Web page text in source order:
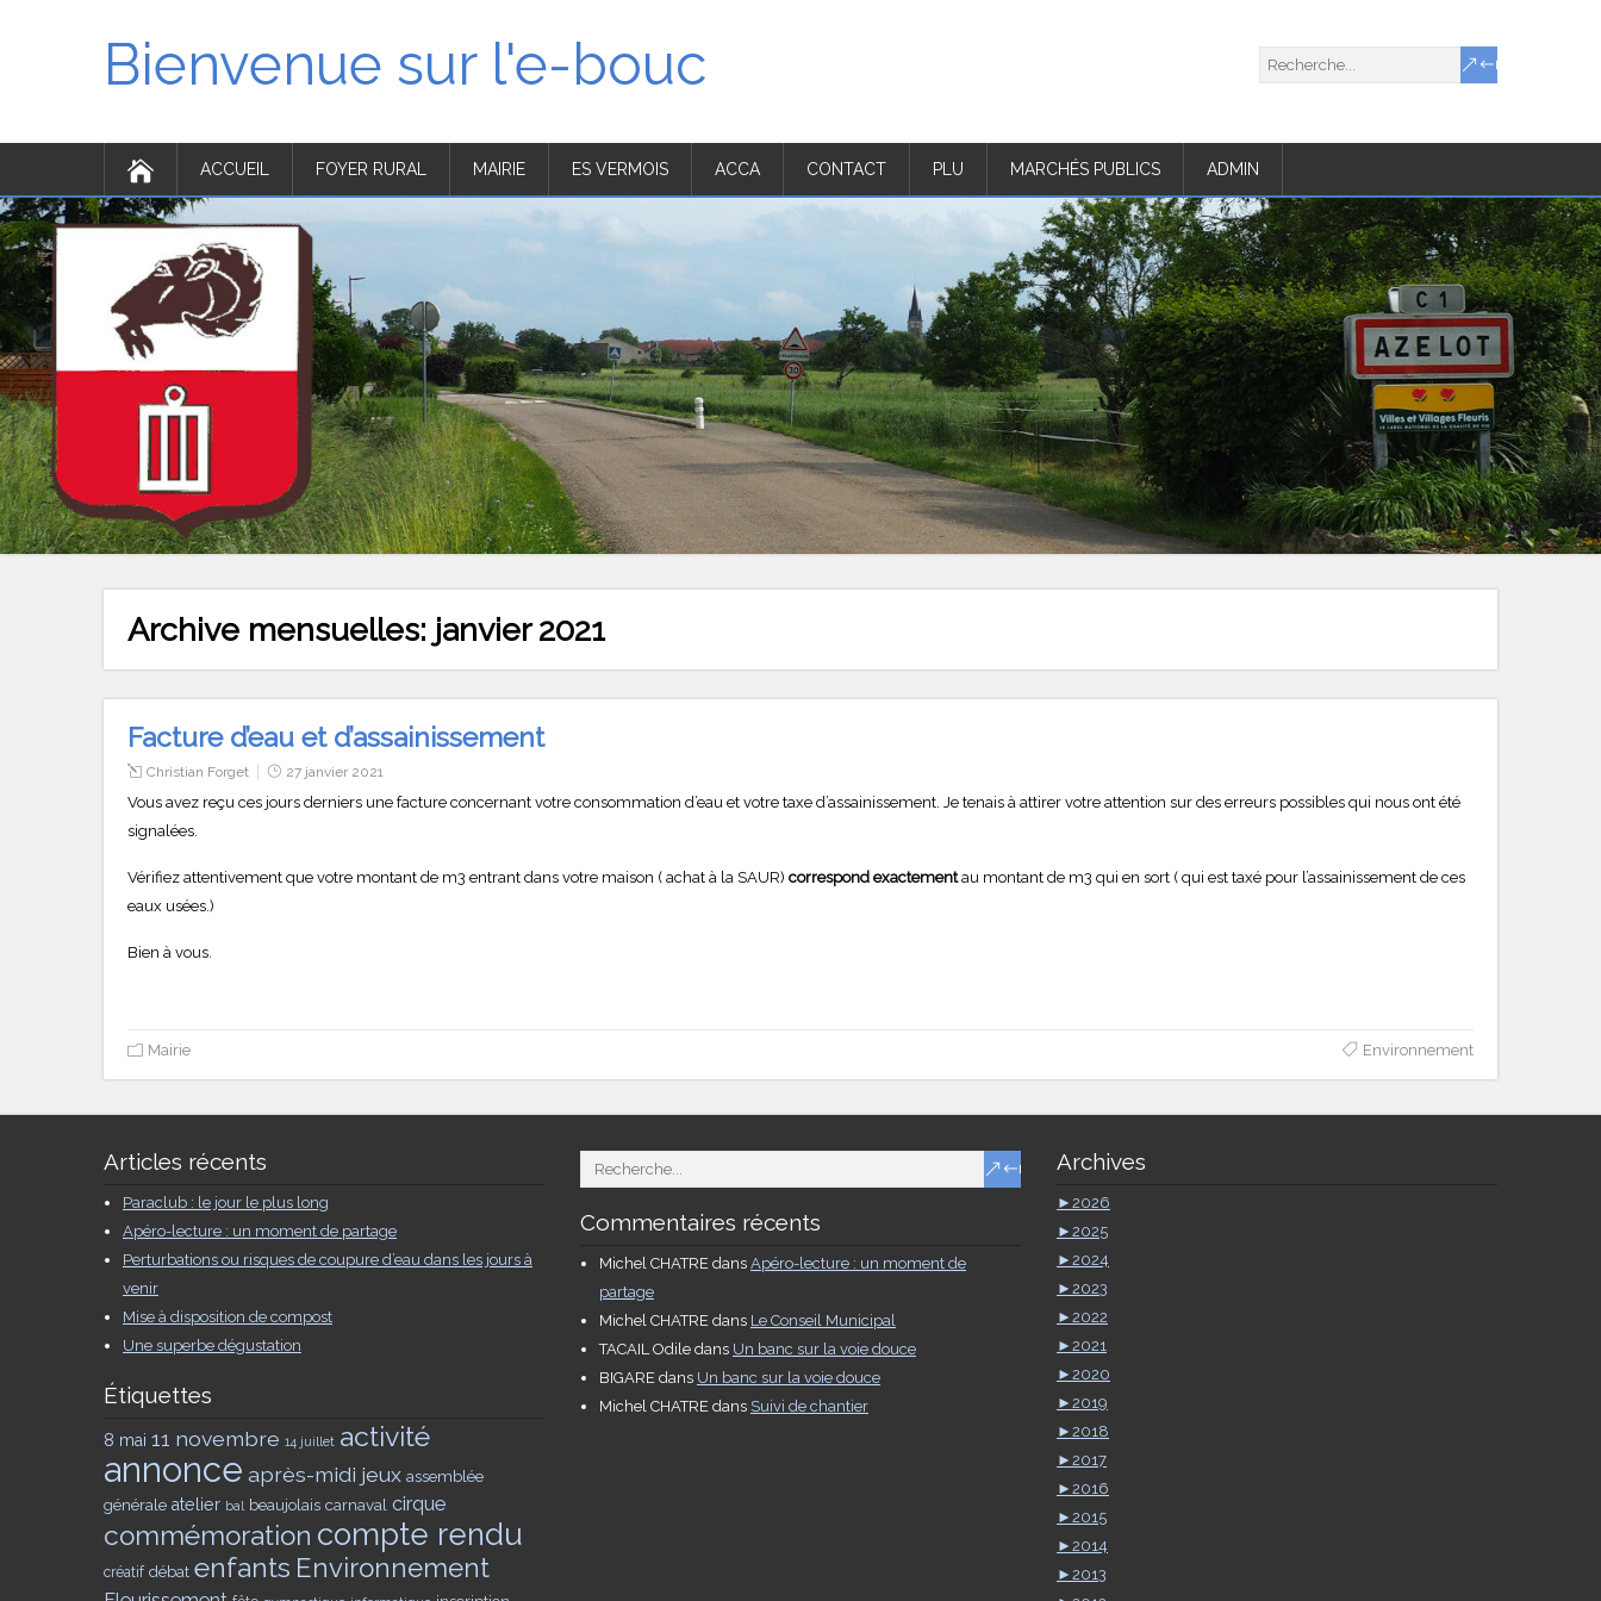
Bienvenue sur l'e-bouc
ACCUEIL FOYER RURAL MAIRIE ES VERMOIS ACCA CONTACT PLU MARCHÉS PUBLICS ADMIN
Archive mensuelles: janvier 2021
Facture d’eau et d’assainissement
Christian Forget 27 janvier 2021
Vous avez reçu ces jours derniers une facture concernant votre consommation d’eau et votre taxe d’assainissement. Je tenais à attirer votre attention sur des erreurs possibles qui nous ont été
signalées.
Vérifiez attentivement que votre montant de m3 entrant dans votre maison ( achat à la SAUR) correspond exactementau montant de m3 qui en sort ( qui est taxé pour l’assainissement de ces
eaux usées.)
Bien à vous.
Mairie Environnement
Articles récents
Paraclub : le jour le plus long
Apéro-lecture : un moment de partage
Perturbations ou risques de coupure d’eau dans les jours à
venir
Mise à disposition de compost
Une superbe dégustation
Étiquettes
8 mai 11 novembre 14 juillet activité
annonce après-midi jeux assemblée
générale atelier bal beaujolais carnaval cirque
commémoration compte rendu
créatif débat enfants Environnement
Commentaires récents
Michel CHATRE dans Apéro-lecture : un moment de
partage
Michel CHATRE dans Le Conseil Municipal
TACAIL Odile dans Un banc sur la voie douce
BIGARE dans Un banc sur la voie douce
Michel CHATRE dans Suivi de chantier
Archives
► 2026
► 2025
► 2024
► 2023
► 2022
► 2021
► 2020
► 2019
► 2018
► 2017
► 2016
► 2015
► 2014
► 2013